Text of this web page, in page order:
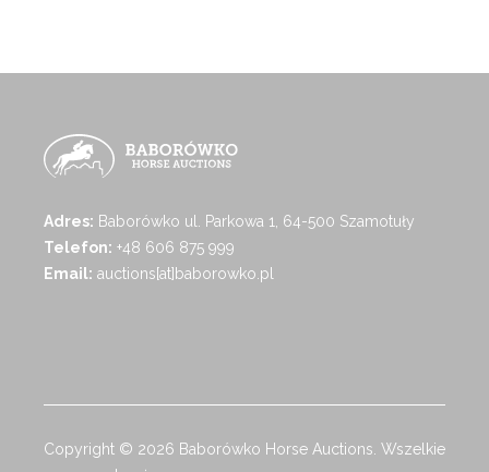
Adres: Baborówko ul. Parkowa 1, 64-500 Szamotuły
Telefon: +48 606 875 999
Email: auctions[at]baborowko.pl
Copyright © 2026 Baborówko Horse Auctions. Wszelkie